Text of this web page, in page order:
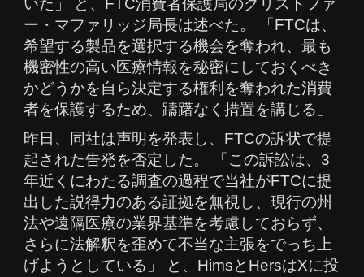
いた」 と、FTC消費者保護局のクリストファ
ー・マファリッジ局長は述べた。 「FTCは、
希望する製品を選択する機会を奪われ、最も
機密性の高い医療情報を秘密にしておくべき
かどうかを自ら決定する権利を奪われた消費
者を保護するため、躊躇なく措置を講じる」
昨日、同社は声明を発表し、FTCの訴状で提
起された告発を否定した。 「この訴訟は、3
年近くにわたる調査の過程で当社がFTCに提
出した説得力のある証拠を無視し、現行の州
法や遠隔医療の業界基準を考慮しておらず、
さらに法解釈を歪めて不当な主張をでっち上
げようとしている」 と、HimsとHersはXに投